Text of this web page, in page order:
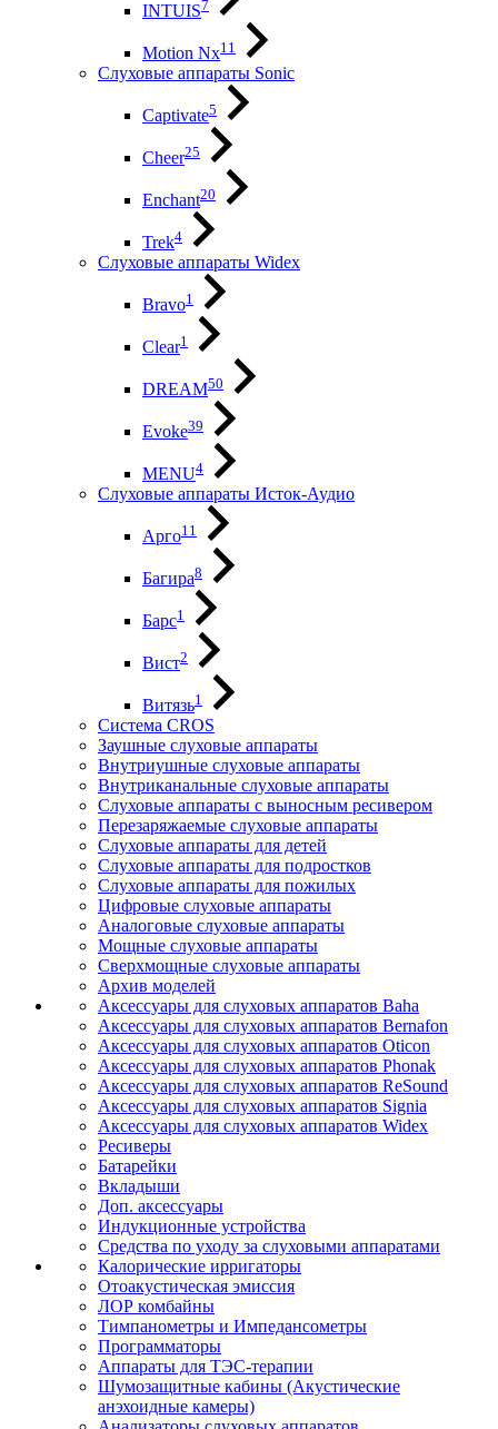
INTUIS7
Motion Nx11
Слуховые аппараты Sonic
Captivate5
Cheer25
Enchant20
Trek4
Слуховые аппараты Widex
Bravo1
Clear1
DREAM50
Evoke39
MENU4
Слуховые аппараты Исток-Аудио
Арго11
Багира8
Барс1
Вист2
Витязь1
Система CROS
Заушные слуховые аппараты
Внутриушные слуховые аппараты
Внутриканальные слуховые аппараты
Слуховые аппараты с выносным ресивером
Перезаряжаемые слуховые аппараты
Слуховые аппараты для детей
Слуховые аппараты для подростков
Слуховые аппараты для пожилых
Цифровые слуховые аппараты
Аналоговые слуховые аппараты
Мощные слуховые аппараты
Сверхмощные слуховые аппараты
Архив моделей
Аксессуары для слуховых аппаратов Baha
Аксессуары для слуховых аппаратов Bernafon
Аксессуары для слуховых аппаратов Oticon
Аксессуары для слуховых аппаратов Phonak
Аксессуары для слуховых аппаратов ReSound
Аксессуары для слуховых аппаратов Signia
Аксессуары для слуховых аппаратов Widex
Ресиверы
Батарейки
Вкладыши
Доп. аксессуары
Индукционные устройства
Средства по уходу за слуховыми аппаратами
Калорические ирригаторы
Отоакустическая эмиссия
ЛОР комбайны
Тимпанометры и Импедансометры
Программаторы
Аппараты для ТЭС-терапии
Шумозащитные кабины (Акустические
анэхоидные камеры)